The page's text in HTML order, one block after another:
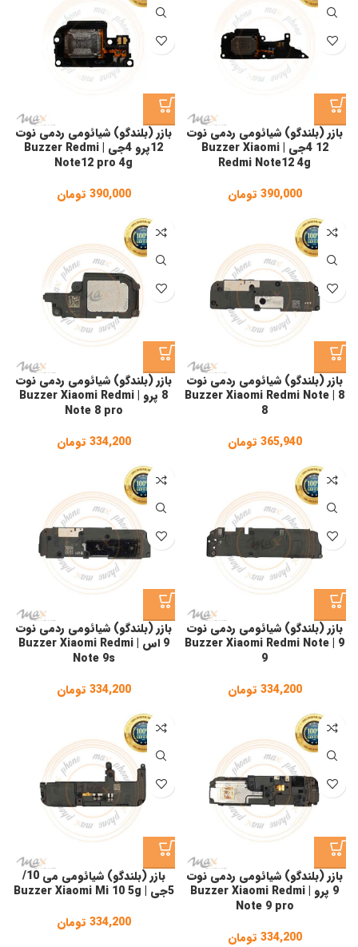
بازر (بلندگو) شیائومی ردمی نوت
12 4جی | Buzzer Xiaomi
Redmi Note12 4g
390,000 تومان
بازر (بلندگو) شیائومی ردمی نوت
12پرو 4جی | Buzzer Redmi
Note12 pro 4g
390,000 تومان
بازر (بلندگو) شیائومی ردمی نوت
8 | Buzzer Xiaomi Redmi Note
8
365,940 تومان
بازر (بلندگو) شیائومی ردمی نوت
8 پرو | Buzzer Xiaomi Redmi
Note 8 pro
334,200 تومان
بازر (بلندگو) شیائومی ردمی نوت
9 | Buzzer Xiaomi Redmi Note
9
334,200 تومان
بازر (بلندگو) شیائومی ردمی نوت
9 اس | Buzzer Xiaomi Redmi
Note 9s
334,200 تومان
بازر (بلندگو) شیائومی ردمی نوت
9 پرو | Buzzer Xiaomi Redmi
Note 9 pro
334,200 تومان
بازر (بلندگو) شیائومی می 10/
5جی | Buzzer Xiaomi Mi 10 5g
334,200 تومان